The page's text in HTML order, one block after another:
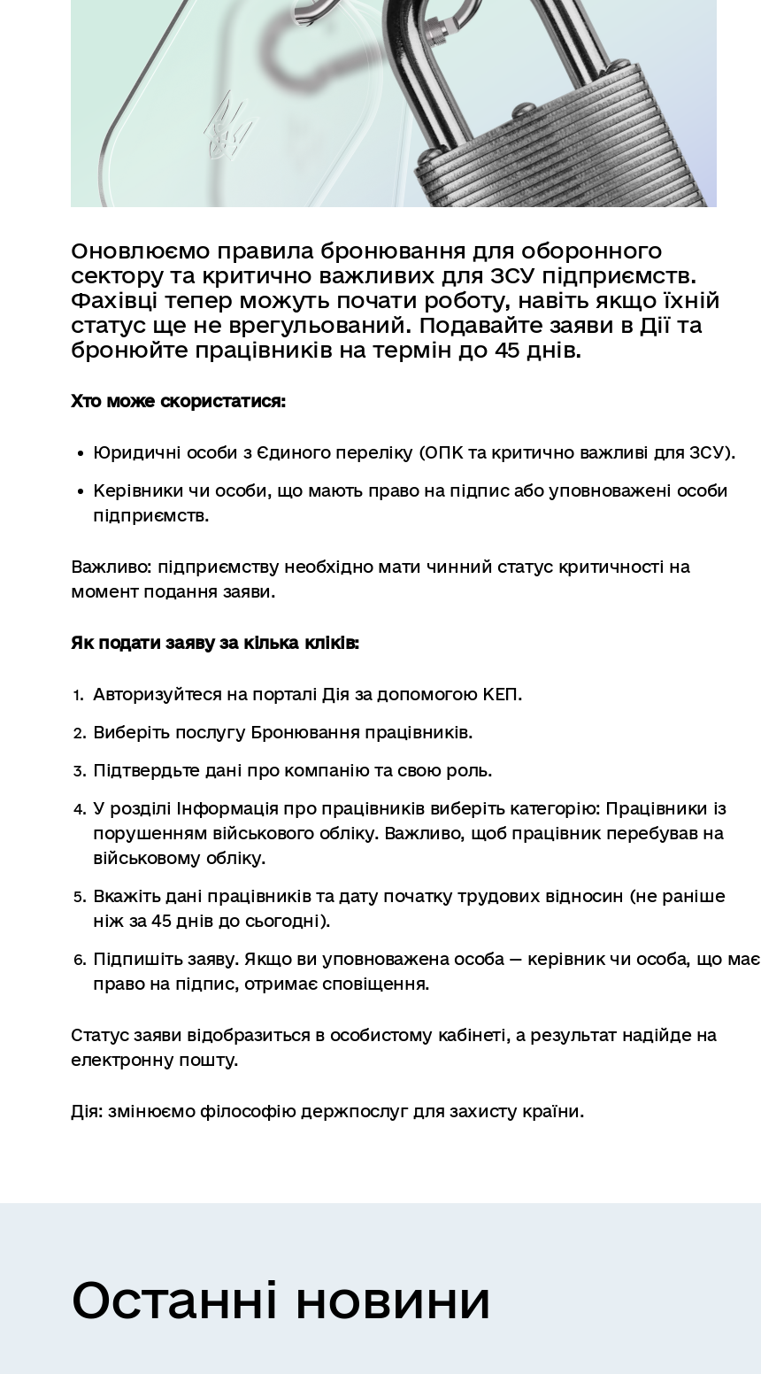
Оновлюємо правила бронювання для оборонного
сектору та критично важливих для ЗСУ підприємств.
Фахівці тепер можуть почати роботу, навіть якщо їхній
статус ще не врегульований. Подавайте заяви в Дії та
бронюйте працівників на термін до 45 днів.
Хто може скористатися:
Юридичні особи з Єдиного переліку (ОПК та критично важливі для ЗСУ).
Керівники чи особи, що мають право на підпис або уповноважені особи
підприємств.
Важливо: підприємству необхідно мати чинний статус критичності на
момент подання заяви.
Як подати заяву за кілька кліків:
Авторизуйтеся на порталі Дія за допомогою КЕП.
Виберіть послугу Бронювання працівників.
Підтвердьте дані про компанію та свою роль.
У розділі Інформація про працівників виберіть категорію: Працівники із
порушенням військового обліку. Важливо, щоб працівник перебував на
військовому обліку.
Вкажіть дані працівників та дату початку трудових відносин (не раніше
ніж за 45 днів до сьогодні).
Підпишіть заяву. Якщо ви уповноважена особа — керівник чи особа, що має
право на підпис, отримає сповіщення.
Статус заяви відобразиться в особистому кабінеті, а результат надійде на
електронну пошту.
Дія: змінюємо філософію держпослуг для захисту країни.
Останні новини